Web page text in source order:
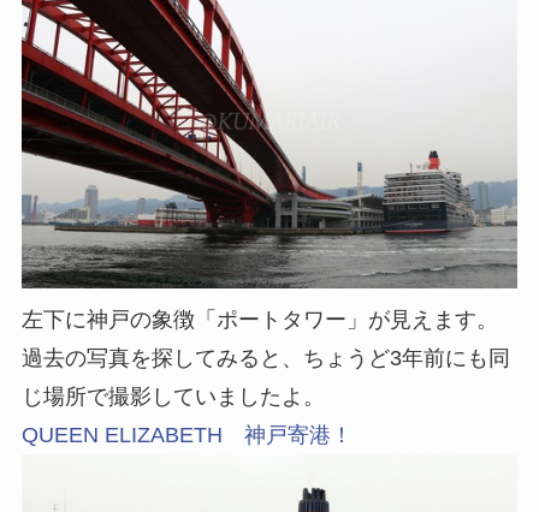
左下に神戸の象徴「ポートタワー」が見えます。
過去の写真を探してみると、ちょうど3年前にも同
じ場所で撮影していましたよ。
QUEEN ELIZABETH 神戸寄港！